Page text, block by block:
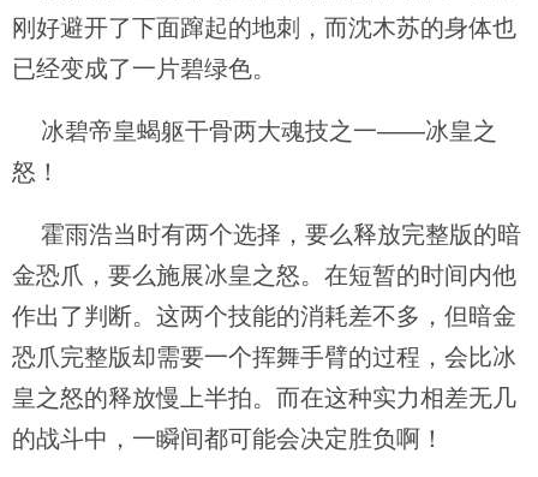
刚好避开了下面蹿起的地刺，而沈木苏的身体也
已经变成了一片碧绿色。
冰碧帝皇蝎躯干骨两大魂技之一——冰皇之
怒！
霍雨浩当时有两个选择，要么释放完整版的暗
金恐爪，要么施展冰皇之怒。在短暂的时间内他
作出了判断。这两个技能的消耗差不多，但暗金
恐爪完整版却需要一个挥舞手臂的过程，会比冰
皇之怒的释放慢上半拍。而在这种实力相差无几
的战斗中，一瞬间都可能会决定胜负啊！